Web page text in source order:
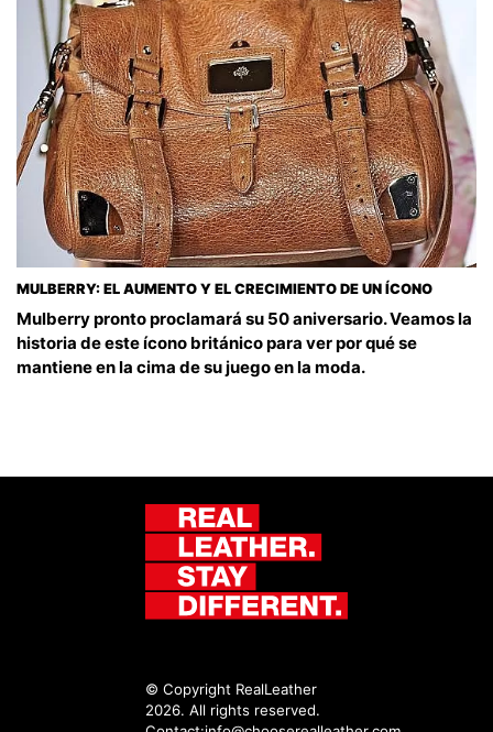
MULBERRY: EL AUMENTO Y EL CRECIMIENTO DE UN ÍCONO
Mulberry pronto proclamará su 50 aniversario. Veamos la
historia de este ícono británico para ver por qué se
mantiene en la cima de su juego en la moda.
© Copyright RealLeather
2026. All rights reserved.